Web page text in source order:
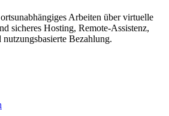
Arbeiten über virtuelle
sicheres Hosting, Remote-Assistenz,
Bezahlung.